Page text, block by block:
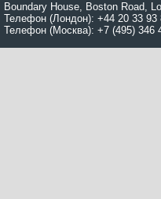
Boundary House, Boston Road,
Телефон (Лондон): +44 20 33 93
Телефон (Москва): +7 (495) 346